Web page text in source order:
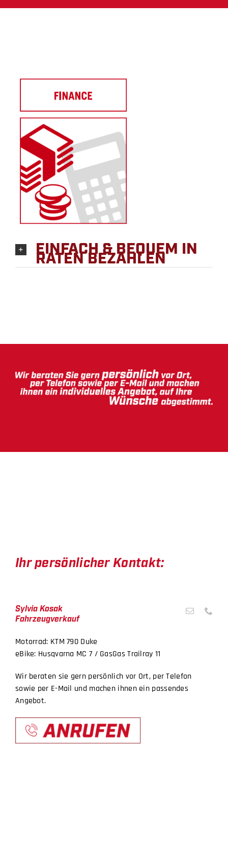
EINFACH & BEQUEM IN
RATEN BEZAHLEN
Ihr persönlicher Kontakt:
Sylvia Kosak
Fahrzeugverkauf
Motorrad: KTM 790 Duke
eBike: Husqvarna MC 7 / GasGas Trailray 11
Wir beraten sie gern persönlich vor Ort, per Telefon
sowie per E-Mail und machen ihnen ein passendes
Angebot.